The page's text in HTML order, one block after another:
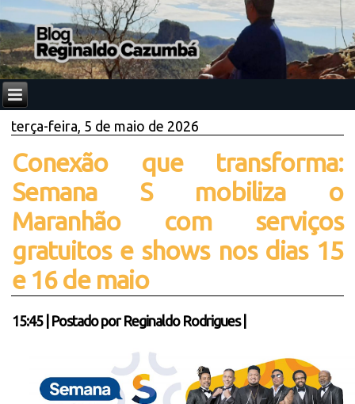
terça-feira, 5 de maio de 2026
Conexão que transforma:
Semana S mobiliza o
Maranhão com serviços
gratuitos e shows nos dias 15
e 16 de maio
15:45| Postado por Reginaldo Rodrigues